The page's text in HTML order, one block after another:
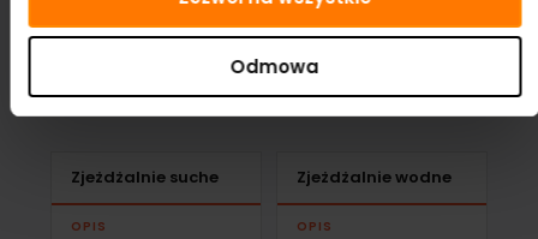
Odmowa
stref jednocześnie, przez co dłużej zostają przy atrakcji.
Dla operatora to bezpośrednie przełożenie na
przychód. Autorskie wzory Gangaru eliminują ryzyko
konfliktów licencyjnych i wyróżniają ofertę.
Zjeżdżalnie suche
OPIS
Zjeżdżalnie wodne
OPIS